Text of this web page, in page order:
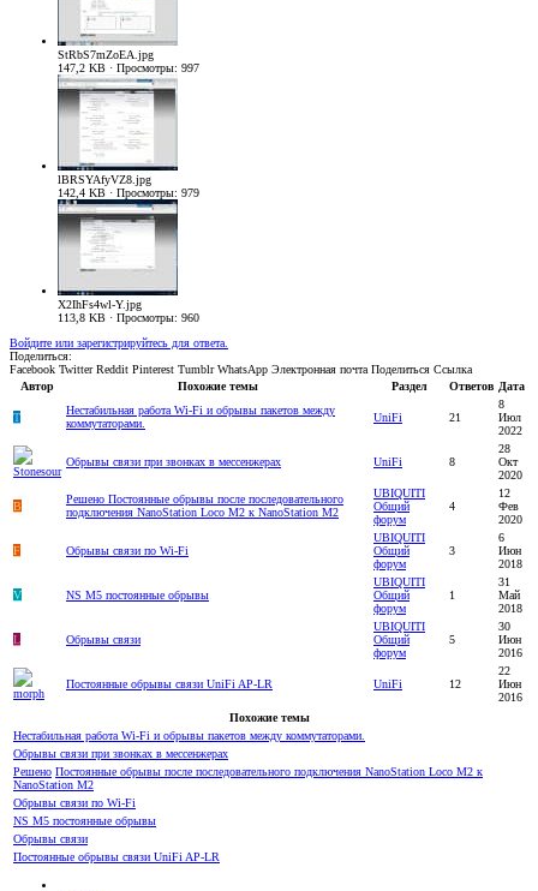
StRbS7mZoEA.jpg
147,2 KB · Просмотры: 997
lBRSYAfyVZ8.jpg
142,4 KB · Просмотры: 979
X2IhFs4wl-Y.jpg
113,8 KB · Просмотры: 960
Войдите или зарегистрируйтесь для ответа.
Поделиться:
Facebook Twitter Reddit Pinterest Tumblr WhatsApp Электронная почта Поделиться Ссылка
Автор
Похожие темы Раздел Ответов Дата
T
Нестабильная работа Wi-Fi и обрывы пакетов между
коммутаторами.
UniFi 21
8
Июл
2022
Обрывы связи при звонках в мессенжерах UniFi 8
28
Окт
2020
B
Решено Постоянные обрывы после последовательного
подключения NanoStation Loco M2 к NanoStation M2
UBIQUITI
Общий
форум
4
12
Фев
2020
F Обрывы связи по Wi-Fi
UBIQUITI
Общий
форум
3
6
Июн
2018
V NS M5 постоянные обрывы
UBIQUITI
Общий
форум
1
31
Май
2018
L Обрывы связи
UBIQUITI
Общий
форум
5
30
Июн
2016
Постоянные обрывы связи UniFi AP-LR UniFi 12
22
Июн
2016
Похожие темы
Нестабильная работа Wi-Fi и обрывы пакетов между коммутаторами.
Обрывы связи при звонках в мессенжерах
Решено Постоянные обрывы после последовательного подключения NanoStation Loco M2 к
NanoStation M2
Обрывы связи по Wi-Fi
NS M5 постоянные обрывы
Обрывы связи
Постоянные обрывы связи UniFi AP-LR